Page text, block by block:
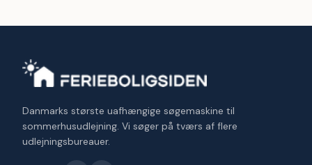
Danmarks største uafhængige søgemaskine til
sommerhusudlejning. Vi søger på tværs af flere
udlejningsbureauer.